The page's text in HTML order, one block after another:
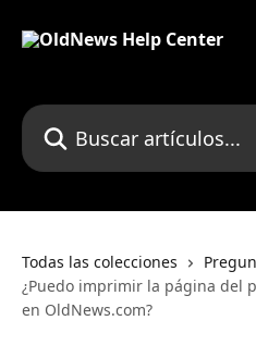
Buscar artículos...
Todas las colecciones
¿Puedo imprimir la página del
en OldNews.com?